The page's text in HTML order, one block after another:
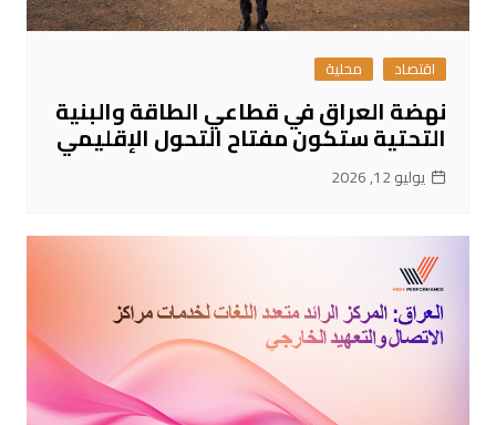
اقتصاد محلية
نهضة العراق في قطاعي الطاقة والبنية
التحتية ستكون مفتاح التحول الإقليمي
يوليو 12, 2026